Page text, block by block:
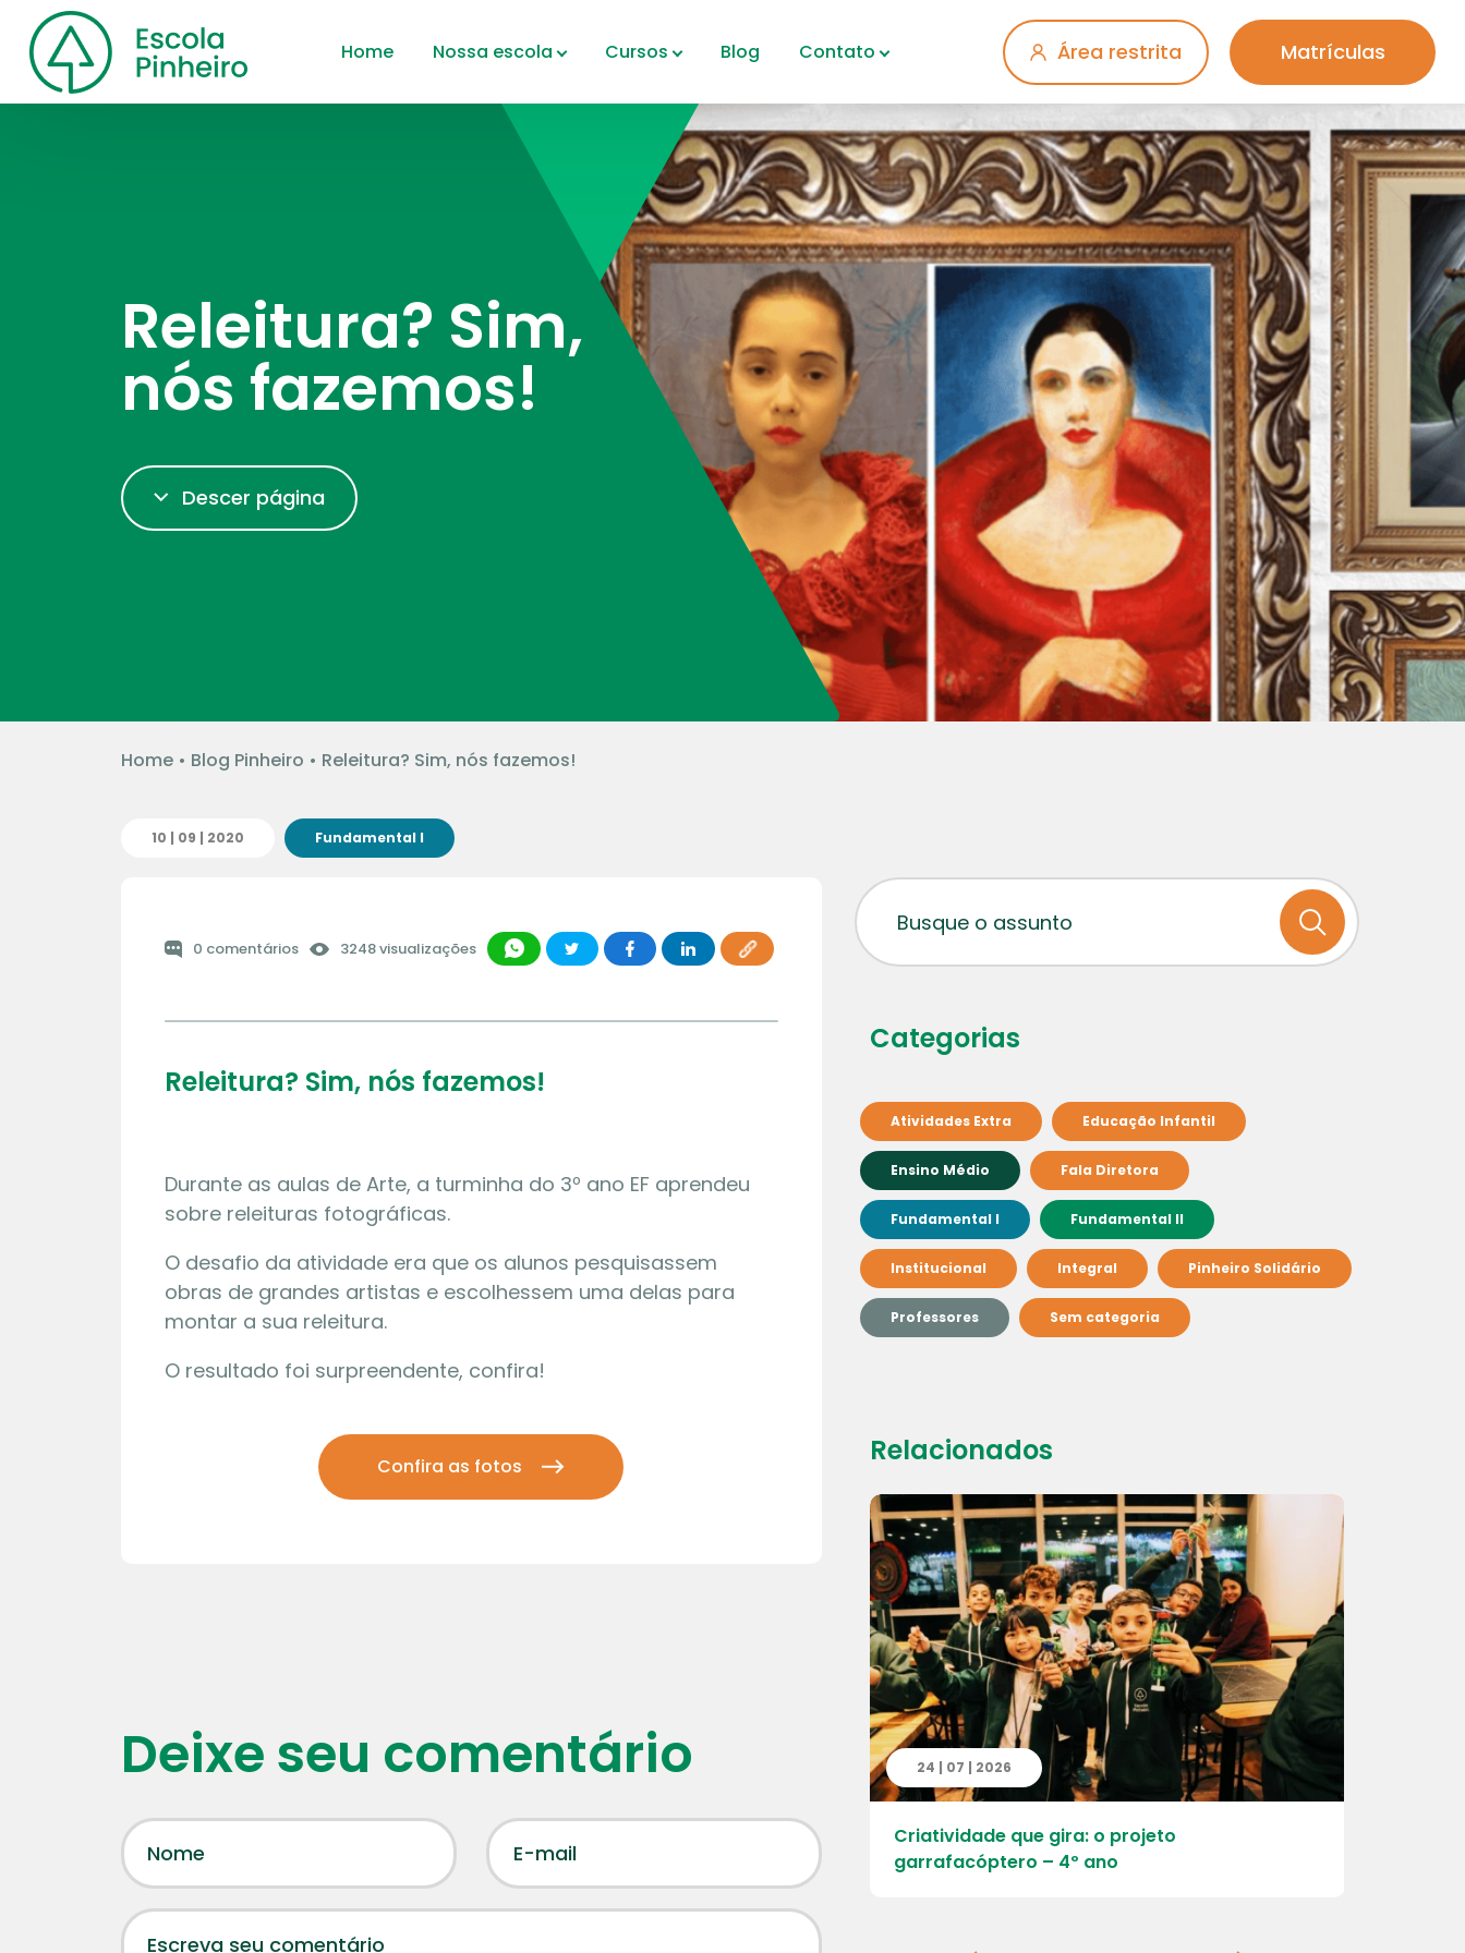
Home Nossa escola Cursos Blog Contato Área restrita Matrículas
Releitura? Sim,
nós fazemos!
Descer página
Home• Blog Pinheiro • Releitura? Sim, nós fazemos!
10 | 09 | 2020 Fundamental I
0 comentários 3248 visualizações
Releitura? Sim, nós fazemos!
Durante as aulas de Arte, a turminha do 3º ano EF aprendeu
sobre releituras fotográficas.
O desafio da atividade era que os alunos pesquisassem
obras de grandes artistas e escolhessem uma delas para
montar a sua releitura.
O resultado foi surpreendente, confira!
Confira as fotos
Deixe seu comentário
Categorias
Atividades Extra Educação Infantil
Ensino Médio Fala Diretora
Fundamental I Fundamental II
Institucional Integral Pinheiro Solidário
Professores Sem categoria
Relacionados
27 | 07 | 2026
Visita ao Parque Ecológico da Cantareira –
Núcleo Engordador
24 | 07 | 2026
Criatividade que gira: o projeto
garrafacóptero – 4º ano